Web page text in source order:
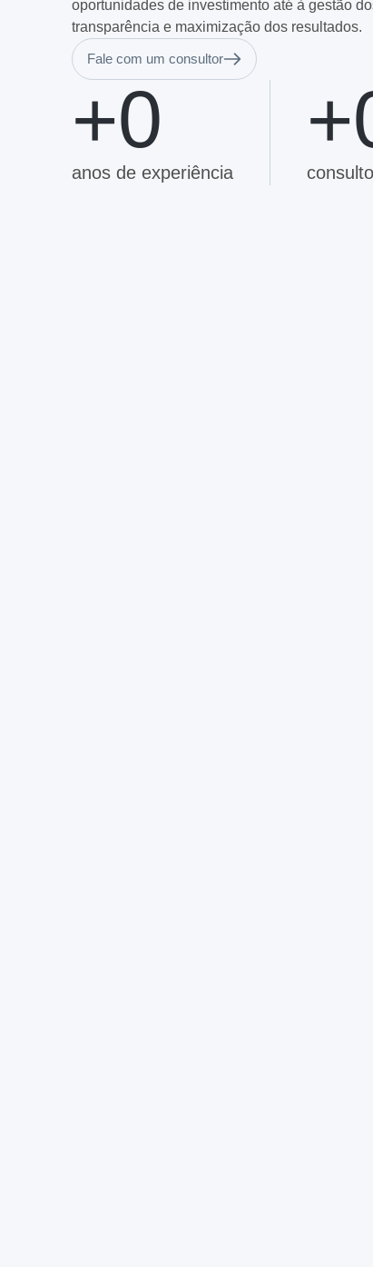
oportunidades de investimento até à gestão
transparência e maximização dos resultados.
Fale com um consultor
anos de experiência
+0 +